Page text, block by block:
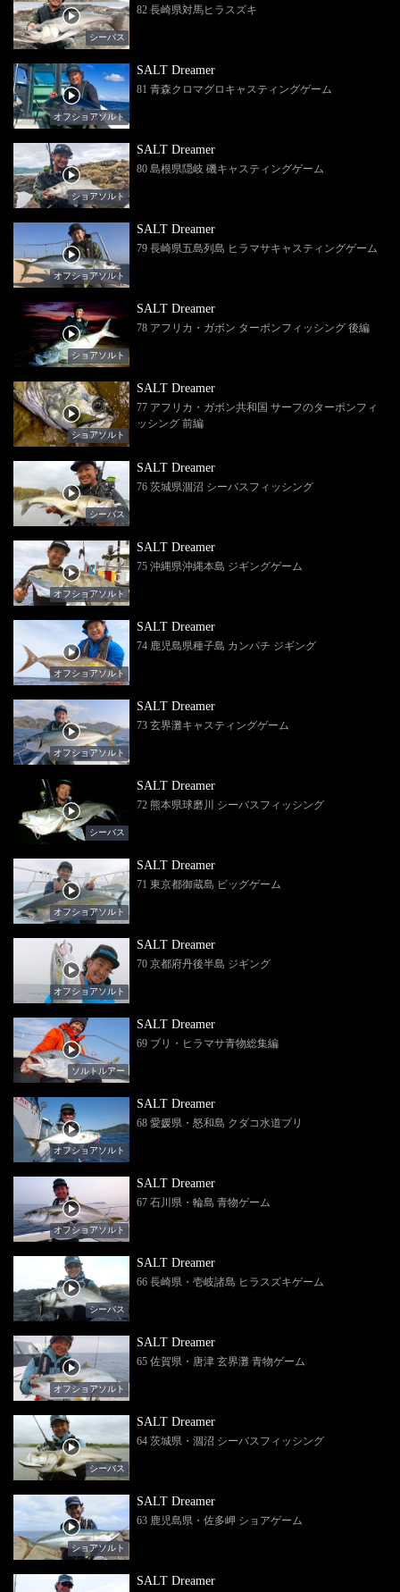
シーバス
82 長崎県対馬ヒラスズキ
オフショアソルト
SALT Dreamer
81 青森クロマグロキャスティングゲーム
ショアソルト
SALT Dreamer
80 島根県隠岐 磯キャスティングゲーム
オフショアソルト
SALT Dreamer
79 長崎県五島列島 ヒラマサキャスティングゲーム
ショアソルト
SALT Dreamer
78 アフリカ・ガボン ターポンフィッシング 後編
ショアソルト
SALT Dreamer
77 アフリカ・ガボン共和国 サーフのターポンフィ
ッシング 前編
シーバス
SALT Dreamer
76 茨城県涸沼 シーバスフィッシング
オフショアソルト
SALT Dreamer
75 沖縄県沖縄本島 ジギングゲーム
オフショアソルト
SALT Dreamer
74 鹿児島県種子島 カンパチ ジギング
オフショアソルト
SALT Dreamer
73 玄界灘キャスティングゲーム
シーバス
SALT Dreamer
72 熊本県球磨川 シーバスフィッシング
オフショアソルト
SALT Dreamer
71 東京都御蔵島 ビッグゲーム
オフショアソルト
SALT Dreamer
70 京都府丹後半島 ジギング
ソルトルアー
SALT Dreamer
69 ブリ・ヒラマサ青物総集編
オフショアソルト
SALT Dreamer
68 愛媛県・怒和島 クダコ水道ブリ
オフショアソルト
SALT Dreamer
67 石川県・輪島 青物ゲーム
シーバス
SALT Dreamer
66 長崎県・壱岐諸島 ヒラスズキゲーム
オフショアソルト
SALT Dreamer
65 佐賀県・唐津 玄界灘 青物ゲーム
シーバス
SALT Dreamer
64 茨城県・涸沼 シーバスフィッシング
ショアソルト
SALT Dreamer
63 鹿児島県・佐多岬 ショアゲーム
SALT Dreamer